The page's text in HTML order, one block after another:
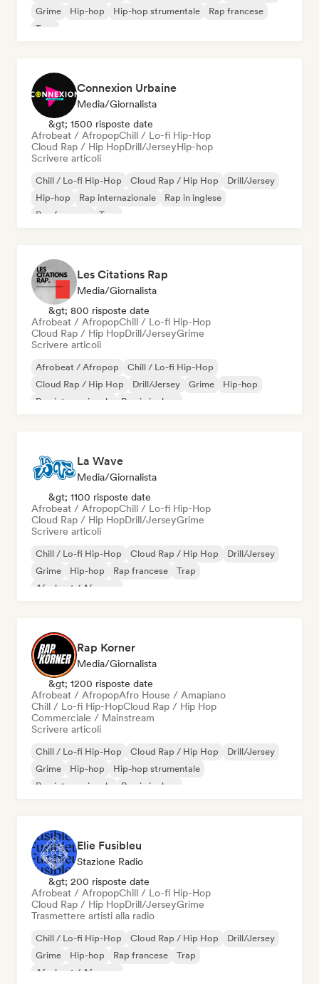
Grime
Hip-hop Hip-hop strumentale
Rap francese
Trap
Connexion Urbaine
Media/Giornalista
&gt; 1500 risposte date
Afrobeat / AfropopChill / Lo-fi Hip-Hop
Cloud Rap / Hip HopDrill/JerseyHip-hop
Scrivere articoli
Chill / Lo-fi Hip-Hop Cloud Rap / Hip Hop
Drill/Jersey
Hip-hop
Rap internazionale
Rap in inglese
Rap francese
Trap
Les Citations Rap
Media/Giornalista
&gt; 800 risposte date
Afrobeat / AfropopChill / Lo-fi Hip-Hop
Cloud Rap / Hip HopDrill/JerseyGrime
Scrivere articoli
Afrobeat / Afropop
Chill / Lo-fi Hip-Hop
Cloud Rap / Hip Hop
Drill/Jersey Grime
Hip-hop
Rap internazionale
Rap in inglese
La Wave
Media/Giornalista
&gt; 1100 risposte date
Afrobeat / AfropopChill / Lo-fi Hip-Hop
Cloud Rap / Hip HopDrill/JerseyGrime
Scrivere articoli
Chill / Lo-fi Hip-Hop Cloud Rap / Hip Hop
Drill/Jersey
Grime
Hip-hop Rap francese
Trap
Afrobeat / Afropop
Rap Korner
Media/Giornalista
&gt; 1200 risposte date
Afrobeat / AfropopAfro House / Amapiano
Chill / Lo-fi Hip-HopCloud Rap / Hip Hop
Commerciale / Mainstream
Scrivere articoli
Chill / Lo-fi Hip-Hop Cloud Rap / Hip Hop
Drill/Jersey
Grime
Hip-hop
Hip-hop strumentale
Rap internazionale
Rap in inglese
Elie Fusibleu
Stazione Radio
&gt; 200 risposte date
Afrobeat / AfropopChill / Lo-fi Hip-Hop
Cloud Rap / Hip HopDrill/JerseyGrime
Trasmettere artisti alla radio
Chill / Lo-fi Hip-Hop Cloud Rap / Hip Hop
Drill/Jersey
Grime
Hip-hop Rap francese
Trap
Afrobeat / Afropop